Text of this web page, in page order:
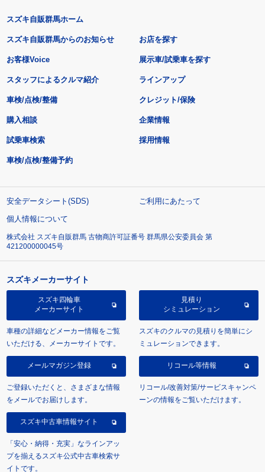
スズキ自販群馬ホーム
スズキ自販群馬からのお知らせ
お客様Voice
スタッフによるクルマ紹介
お店を探す
展示車/試乗車を探す
ラインアップ
車検/点検/整備 クレジット/保険
購入相談
試乗車検索
車検/点検/整備予約
企業情報
採用情報
安全データシート(SDS)
ご利用にあたって
個人情報について
株式会社 スズキ自販群馬 古物商許可証番号 群馬県公安委員会 第
421200000045号
スズキメーカーサイト
スズキ四輪車
メーカーサイト
車種の詳細などメーカー情報をご覧
いただける、メーカーサイトです。
見積り
シミュレーション
スズキのクルマの見積りを簡単にシ
ミュレーションできます。
メールマガジン登録
ご登録いただくと、さまざまな情報
をメールでお届けします。
リコール等情報
リコール/改善対策/サービスキャンペ
ーンの情報をご覧いただけます。
スズキ中古車情報サイト
「安心・納得・充実」なラインアッ
プを揃えるスズキ公式中古車検索サ
イトです。